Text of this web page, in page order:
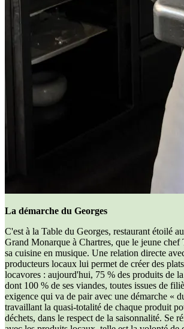
La démarche du Georges
C'est à la Table du Georges, restaurant étoilé
Grand Monarque à Chartres, que le jeune chef
sa cuisine en musique. Une relation directe
producteurs locaux lui permet de créer des
locavores : aujourd'hui, 75 % des produits de
dont 100 % de ses viandes, toutes issues de
exigence qui va de pair avec une démarche «
travaillant la quasi-totalité de chaque produit
déchets, dans le respect de la saisonnalité. Se